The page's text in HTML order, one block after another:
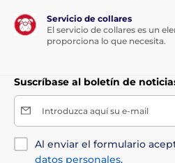
previo aviso. Las imágenes son
El producto aparece en
Camas y casetas para perros
Servicio de collares
El servicio de collares es un
proporciona lo que necesita.
Suscríbase al boletín de
Introduzca aquí su e-mail
Al enviar el formulario
datos personales.